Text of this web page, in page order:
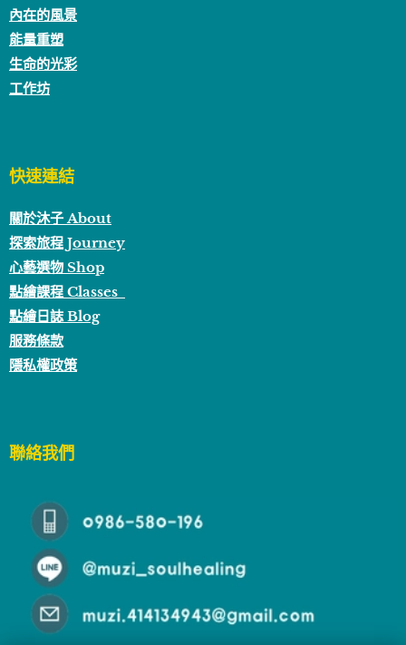
內在的風景
能量重塑
生命的光彩
工作坊
快速連結
關於沐子 About
探索旅程 Journey
心藝選物 Shop
點繪課程 Classes
點繪日誌 Blog
服務條款
隱私權政策
聯絡我們